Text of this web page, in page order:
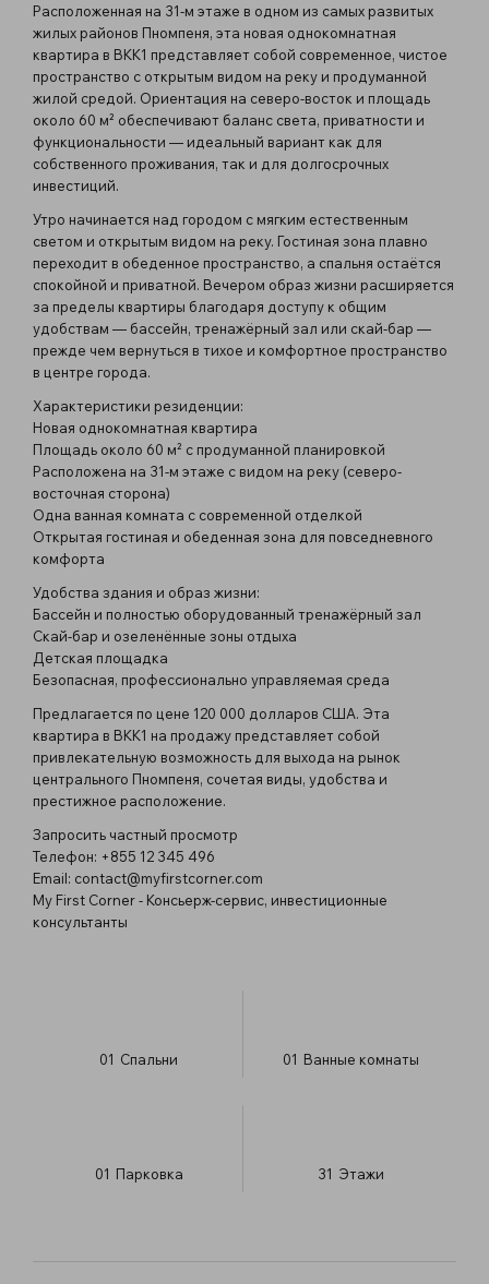
Расположенная на 31-м этаже в одном из самых развитых
жилых районов Пномпеня, эта новая однокомнатная
квартира в BKK1 представляет собой современное, чистое
пространство с открытым видом на реку и продуманной
жилой средой. Ориентация на северо-восток и площадь
около 60 м² обеспечивают баланс света, приватности и
функциональности — идеальный вариант как для
собственного проживания, так и для долгосрочных
инвестиций.
Утро начинается над городом с мягким естественным
светом и открытым видом на реку. Гостиная зона плавно
переходит в обеденное пространство, а спальня остаётся
спокойной и приватной. Вечером образ жизни расширяется
за пределы квартиры благодаря доступу к общим
удобствам — бассейн, тренажёрный зал или скай-бар —
прежде чем вернуться в тихое и комфортное пространство
в центре города.
Характеристики резиденции:
Новая однокомнатная квартира
Площадь около 60 м² с продуманной планировкой
Расположена на 31-м этаже с видом на реку (северо-
восточная сторона)
Одна ванная комната с современной отделкой
Открытая гостиная и обеденная зона для повседневного
комфорта
Удобства здания и образ жизни:
Бассейн и полностью оборудованный тренажёрный зал
Скай-бар и озеленённые зоны отдыха
Детская площадка
Безопасная, профессионально управляемая среда
Предлагается по цене 120 000 долларов США. Эта
квартира в BKK1 на продажу представляет собой
привлекательную возможность для выхода на рынок
центрального Пномпеня, сочетая виды, удобства и
престижное расположение.
Запросить частный просмотр
Телефон: +855 12 345 496
Email: contact@myfirstcorner.com
My First Corner - Консьерж-сервис, инвестиционные
консультанты
01 Спальни 01 Ванные комнаты
01 Парковка 31 ​Этажи